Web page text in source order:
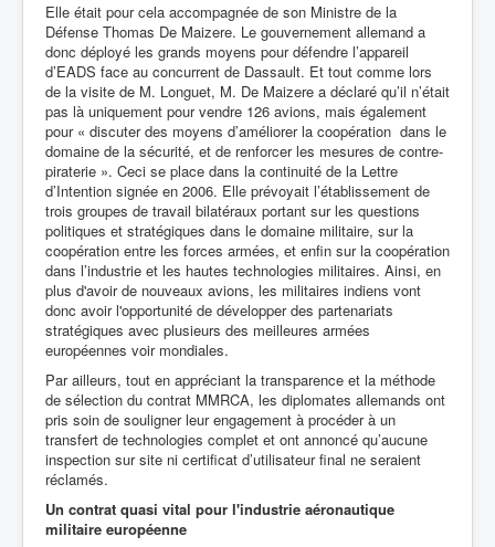
Elle était pour cela accompagnée de son Ministre de la
Défense Thomas De Maizere. Le gouvernement allemand a
donc déployé les grands moyens pour défendre l’appareil
d’EADS face au concurrent de Dassault. Et tout comme lors
de la visite de M. Longuet, M. De Maizere a déclaré qu’il n’était
pas là uniquement pour vendre 126 avions, mais également
pour « discuter des moyens d’améliorer la coopération dans le
domaine de la sécurité, et de renforcer les mesures de contre-
piraterie ». Ceci se place dans la continuité de la Lettre
d’Intention signée en 2006. Elle prévoyait l’établissement de
trois groupes de travail bilatéraux portant sur les questions
politiques et stratégiques dans le domaine militaire, sur la
coopération entre les forces armées, et enfin sur la coopération
dans l’industrie et les hautes technologies militaires. Ainsi, en
plus d'avoir de nouveaux avions, les militaires indiens vont
donc avoir l'opportunité de développer des partenariats
stratégiques avec plusieurs des meilleures armées
européennes voir mondiales.
Par ailleurs, tout en appréciant la transparence et la méthode
de sélection du contrat MMRCA, les diplomates allemands ont
pris soin de souligner leur engagement à procéder à un
transfert de technologies complet et ont annoncé qu’aucune
inspection sur site ni certificat d’utilisateur final ne seraient
réclamés.
Un contrat quasi vital pour l'industrie aéronautique
militaire européenne